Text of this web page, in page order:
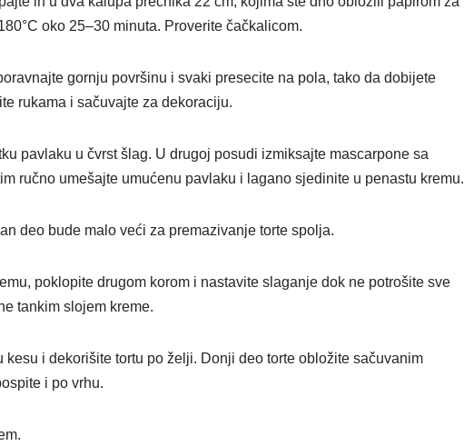
oko 25–30 minuta. Proverite čačkalicom.
gornju površinu i svaki presecite na pola, tako da dobijete
rukama i sačuvajte za dekoraciju.
pavlaku u čvrst šlag. U drugoj posudi izmiksajte mascarpone sa
ručno umešajte umućenu pavlaku i lagano sjedinite u penastu kremu.
deo bude malo veći za premazivanje torte spolja.
poklopite drugom korom i nastavite slaganje dok ne potrošite sve
tankim slojem kreme.
kesu i dekorišite tortu po želji. Donji deo torte obložite sačuvanim
i po vrhu.